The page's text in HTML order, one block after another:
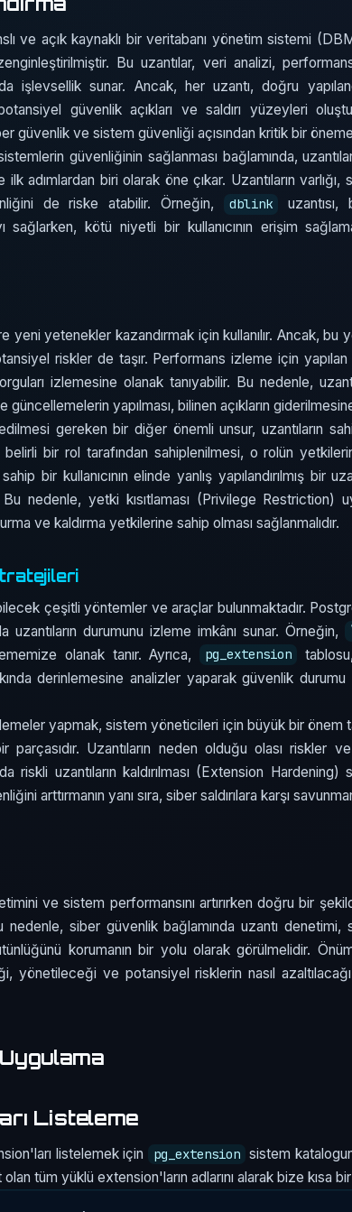
ve açık kaynaklı bir veritabanı yönetim sistemi
Bu uzantılar, veri analizi,
işlevsellik sunar. Ancak, her uzantı, doğru
güvenlik açıkları ve saldırı yüzeyleri
güvenlik ve sistem güvenliği açısından kritik bir
güvenliğinin sağlanması bağlamında,
adımlardan biri olarak öne çıkar. Uzantıların varlığı,
de riske atabilir. Örneğin,
dblink
sağlarken, kötü niyetli bir kullanıcının erişim
yeni yetenekler kazandırmak için kullanılır. Ancak, bu
riskler de taşır. Performans izleme için yapılan
izlemesine olanak tanıyabilir. Bu nedenle,
yapılması, bilinen açıkların
gereken bir diğer önemli unsur, uzantıların
belirli bir rol tarafından sahiplenilmesi, o rolün
bir kullanıcının elinde yanlış yapılandırılmış bir
nedenle, yetki kısıtlaması (Privilege Restriction)
ve kaldırma yetkilerine sahip olması sağlanmalıdır.
çeşitli yöntemler ve araçlar bulunmaktadır.
uzantıların durumunu izleme imkânı sunar. Örneğin,
olanak tanır. Ayrıca,
pg_extension
derinlemesine analizler yaparak güvenlik durumu
yapmak, sistem yöneticileri için büyük bir önem
Uzantıların neden olduğu olası riskler
riskli uzantıların kaldırılması (Extension Hardening)
arttırmanın yanı sıra, siber saldırılara karşı
ve sistem performansını artırırken doğru bir
nedenle, siber güvenlik bağlamında uzantı
korumanın bir yolu olarak görülmelidir.
yönetileceği ve potansiyel risklerin nasıl
Listeleme
listelemek için pg_extension sistem
tüm yüklü extension'ların adlarını alarak bize kısa